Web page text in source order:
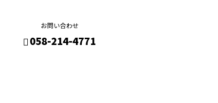
お問い合わせ
058-214-4771